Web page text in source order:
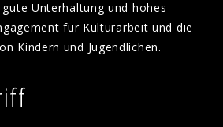
gute Unterhaltung und hohes
für Kulturarbeit und die
Kindern und Jugendlichen.